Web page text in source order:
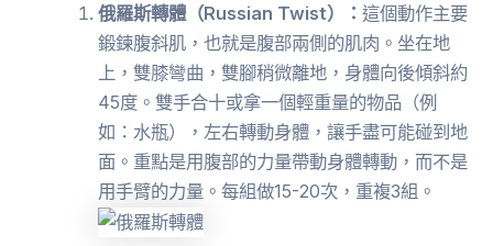
俄羅斯轉體（Russian Twist）：這個動作主要
鍛鍊腹斜肌，也就是腹部兩側的肌肉。坐在地
上，雙膝彎曲，雙腳稍微離地，身體向後傾斜約
45度。雙手合十或拿一個輕重量的物品（例
如：水瓶），左右轉動身體，讓手盡可能碰到地
面。重點是用腹部的力量帶動身體轉動，而不是
用手臂的力量。每組做15-20次，重複3組。